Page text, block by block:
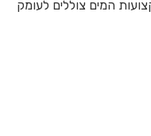
המים צוללים לעומק